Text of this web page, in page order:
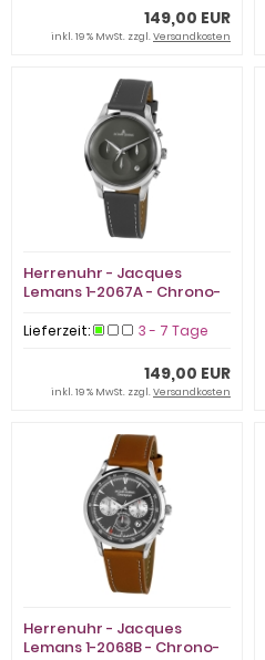
149,00 EUR
inkl. 19 % MwSt. zzgl.Versandkosten
Herrenuhr - Jacques
Lemans 1-2067A - Chrono-
Lieferzeit: 3 - 7 Tage
149,00 EUR
inkl. 19 % MwSt. zzgl.Versandkosten
Herrenuhr - Jacques
Lemans 1-2068B - Chrono-